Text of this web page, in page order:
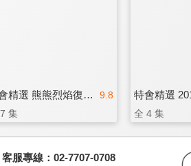
9.8
特會精選 熊熊烈焰復興禱告特會
集 全 4 集
客服專線：02-7707-0708